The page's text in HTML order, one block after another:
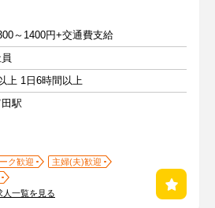
～1400円+交通費支給
上 1日6時間以上
駅
ク歓迎
主婦(夫)歓迎
人一覧を見る